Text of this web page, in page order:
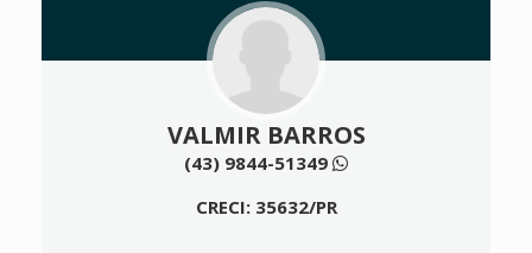
VALMIR BARROS
(43) 9844-51349
CRECI: 35632/PR